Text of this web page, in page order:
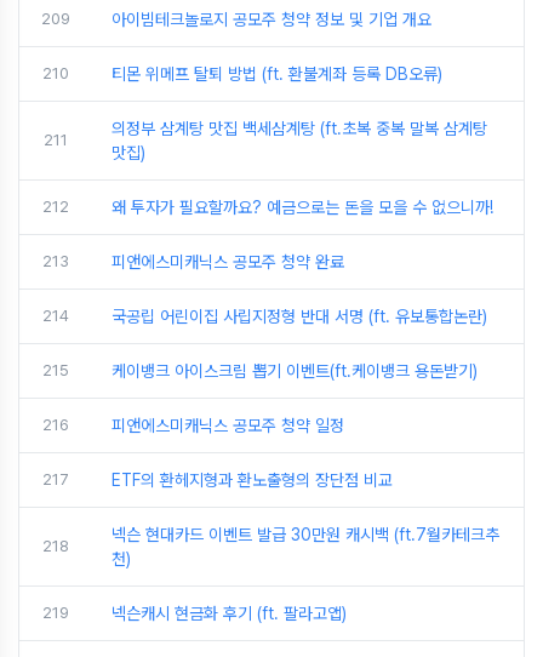
209 아이빔테크놀로지 공모주 청약 정보 및 기업 개요
210 티몬 위메프 탈퇴 방법 (ft. 환불계좌 등록 DB오류)
211
의정부 삼계탕 맛집 백세삼계탕 (ft.초복 중복 말복 삼계탕
맛집)
212 왜 투자가 필요할까요? 예금으로는 돈을 모을 수 없으니까!
213 피앤에스미캐닉스 공모주 청약 완료
214 국공립 어린이집 사립지정형 반대 서명 (ft. 유보통합논란)
215 케이뱅크 아이스크림 뽑기 이벤트(ft.케이뱅크 용돈받기)
216 피앤에스미캐닉스 공모주 청약 일정
217 ETF의 환헤지형과 환노출형의 장단점 비교
218
넥슨 현대카드 이벤트 발급 30만원 캐시백 (ft.7월카테크추
천)
219 넥슨캐시 현금화 후기 (ft. 팔라고앱)